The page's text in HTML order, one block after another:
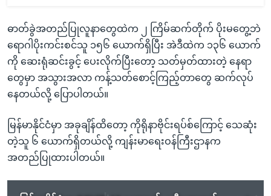
ဓာတ်ခွဲအတည်ပြုလူနာတွေထဲက ၂ ကြိမ်ဆက်တိုက် ပိုးမတွေ့ဘဲ
ရောဂါပိုးကင်းစင်သူ ၁၅၆ ယောက်ရှိပြီး အဲဒီထဲက ၁၃၆ ယောက်
ကို ဆေးရုံဆင်းခွင့် ပေးလိုက်ပြီးတော့ သတ်မှတ်ထားတဲ့ နေရာ
တွေမှာ အသွားအလာ ကန့်သတ်စောင့်ကြည့်တာတွေ ဆက်လုပ်
နေတယ်လို့ ပြောပါတယ်။
မြန်မာနိုင်ငံမှာ အခုချိန်ထိတော့ ကိုရိုနာဗိုင်းရပ်စ်ကြောင့် သေဆုံး
တဲ့သူ ၆ ယောက်ရှိတယ်လို့ ကျန်းမာရေးဝန်ကြီးဌာနက
အတည်ပြုထားပါတယ်။